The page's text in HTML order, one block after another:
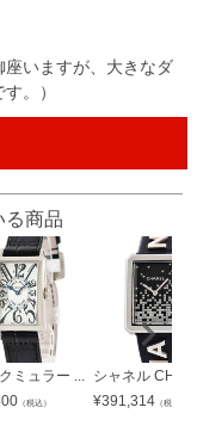
座いますが、大きなダ
。）
る商品
ミュラー ...
（税込）
シャネル
¥391,314 （税込）